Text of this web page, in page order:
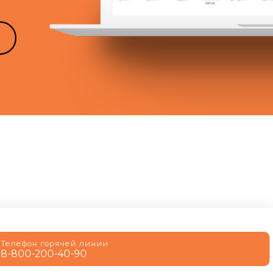
Телефон горячей линии
8-800-200-40-90